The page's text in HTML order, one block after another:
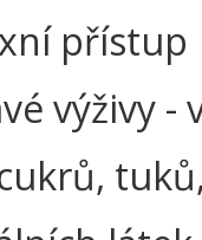
přístup
výživy -